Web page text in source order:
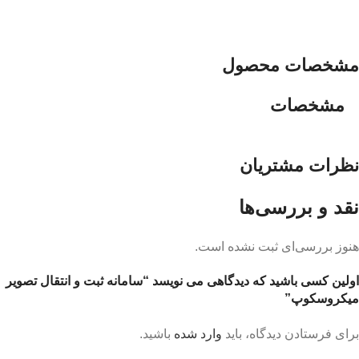
مشخصات محصول
مشخصات
نظرات مشتریان
نقد و بررسی‌ها
هنوز بررسی‌ای ثبت نشده است.
اولین کسی باشید که دیدگاهی می نویسد “سامانه ثبت و انتقال تصویر
میکروسکوپ”
برای فرستادن دیدگاه، باید وارد شده باشید.